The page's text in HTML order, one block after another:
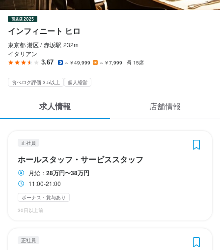
閲覧履歴
検索履歴・保存した条件
応募履歴
WEB履歴書
ヘルプ・お問い合わせフォーム
掲載をご検討の店舗様へ
食べログ求人PRESS
プライバシーポリシー
企業情報
インフィニート ヒロ
東京都 港区 / 赤坂駅 232m
イタリアン
3.67 ～￥49,999 ～￥7,999 15席
食べログ評価 3.5以上 個人経営
求人情報 店舗情報
正社員
ホールスタッフ・サービススタッフ
月給： 28万円〜38万円
11:00-21:00
ボーナス・賞与あり
30日以上前
正社員
勤務時間
11:00-21:00
ダブルワーク・副業OK
完全週休2日制
待遇
・契約期間の定めなし
・社会保険完備
（厚生年金、健康保険、雇用保険、労災保険）
・交通費支給
・まかないあり
勤務時間
11:00-21:00
ダブルワーク・副業OK
完全週休2日制
待遇
・契約期間の定めなし
・社会保険完備
（厚生年金、健康保険、雇用保険、労災保険）
・交通費支給
・まかないあり
勤務時間
11:00-21:00
ダブルワーク・副業OK
完全週休2日制
待遇
・契約期間の定めなし
・社会保険完備
（厚生年金、健康保険、雇用保険、労災保険）
・交通費支給
・まかないあり
勤務時間
11:00-21:00
ダブルワーク・副業OK
完全週休2日制
待遇
・契約期間の定めなし
・社会保険完備
（厚生年金、健康保険、雇用保険、労災保険）
・交通費支給
・まかないあり
勤務時間
11:00-21:00
ダブルワーク・副業OK
完全週休2日制
待遇
・契約期間の定めなし
・社会保険完備
（厚生年金、健康保険、雇用保険、労災保険）
・交通費支給
・まかないあり